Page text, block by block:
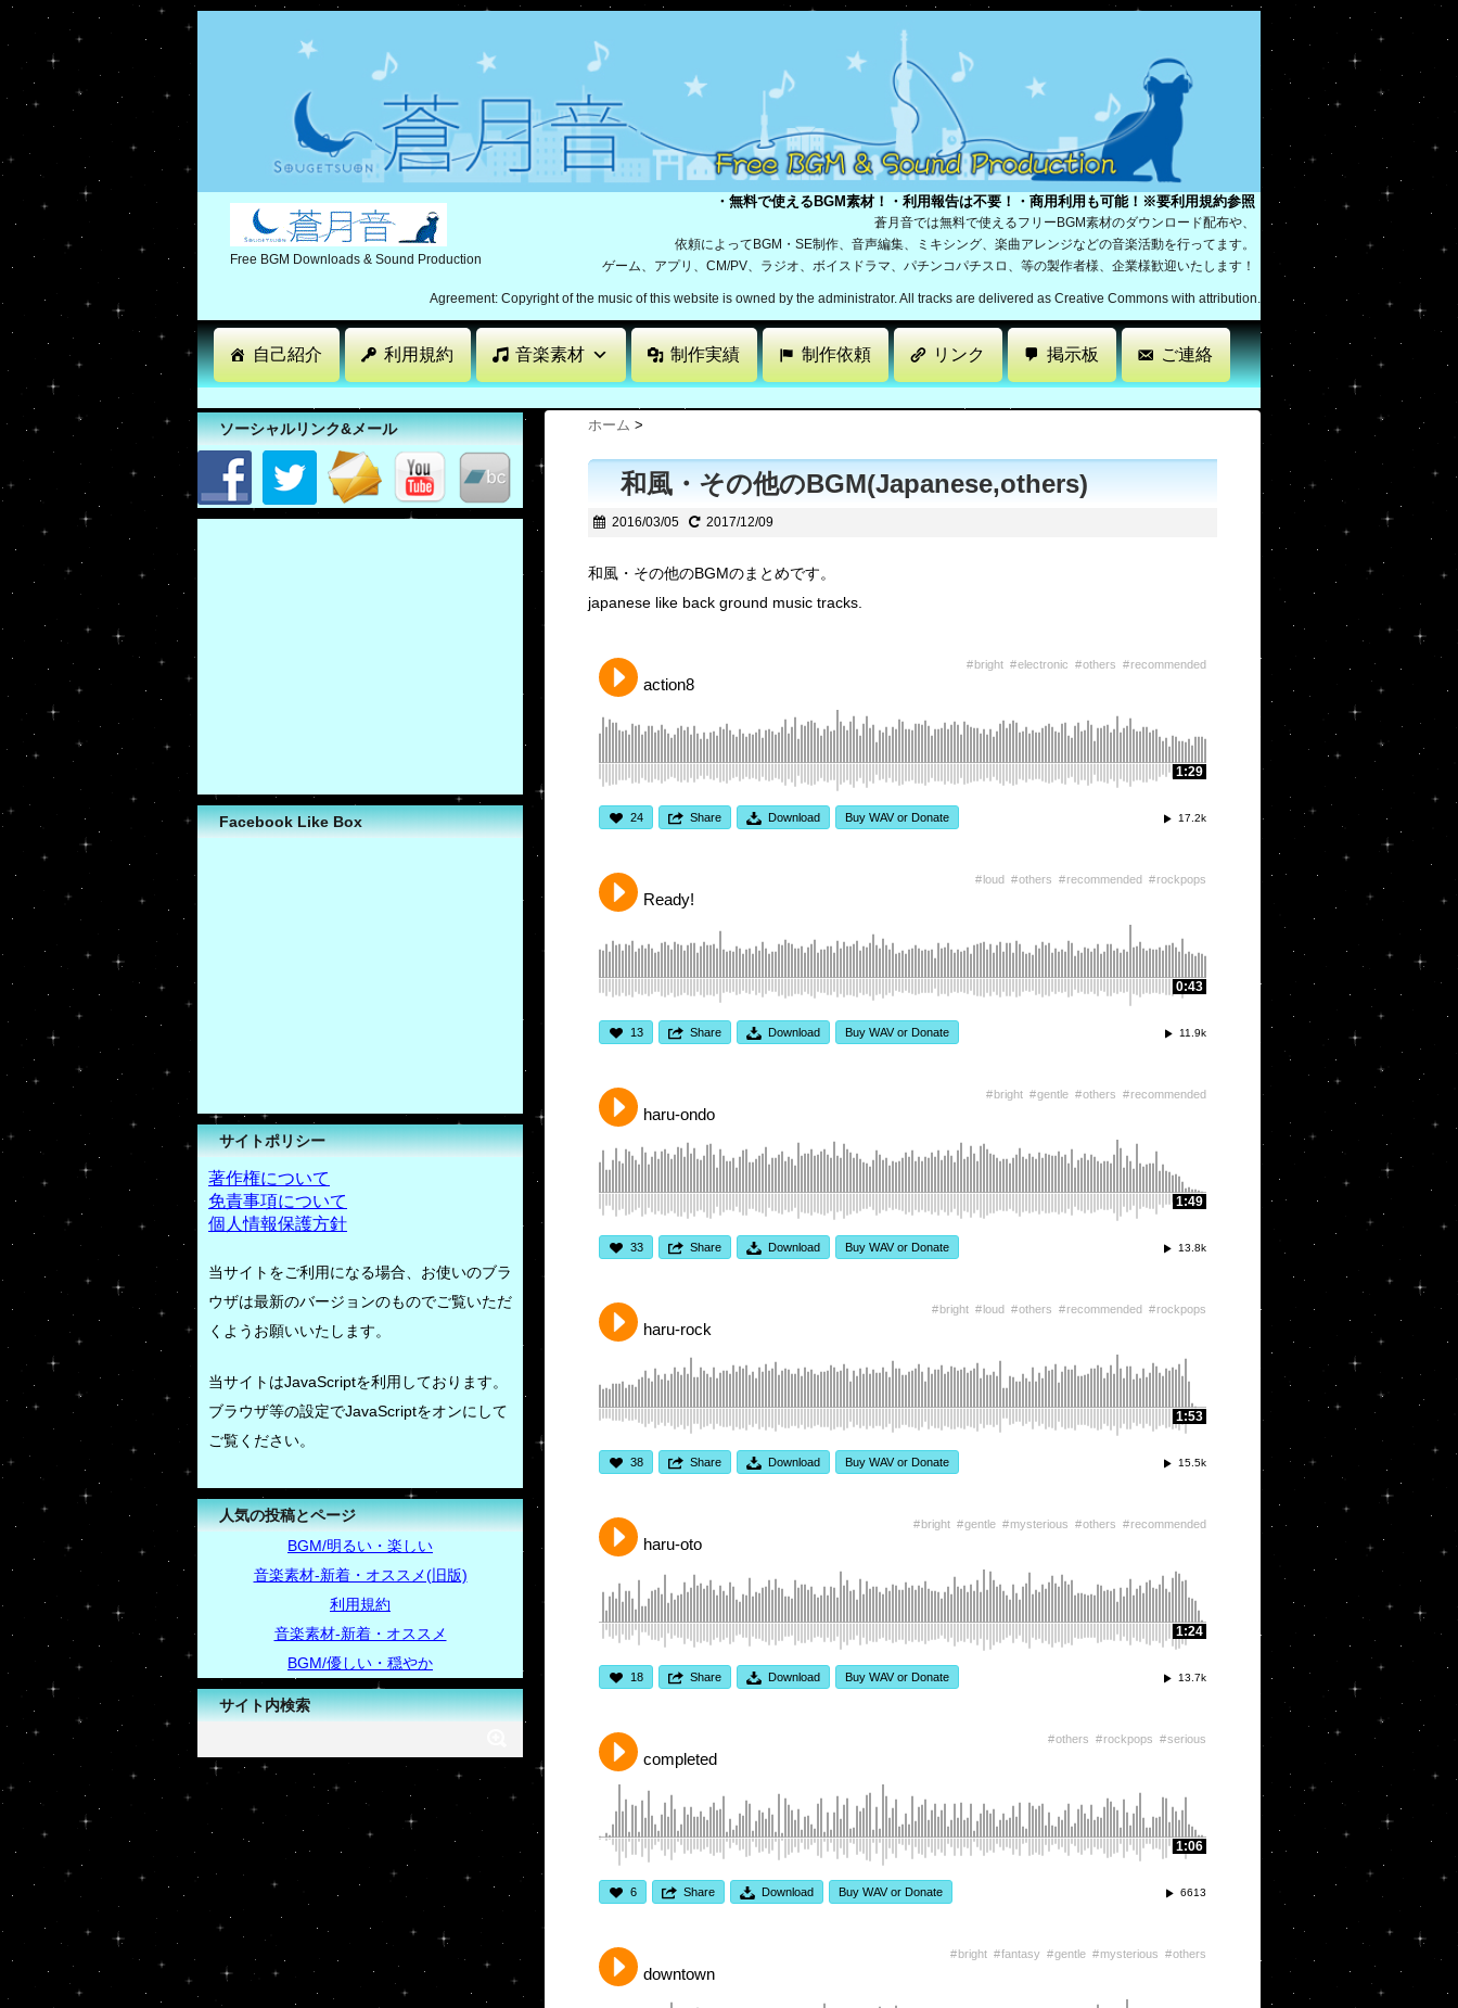
Free BGM Downloads & Sound Production
・無料で使えるBGM素材！・利用報告は不要！・商用利用も可能！※要利用規約参照
蒼月音では無料で使えるフリーBGM素材のダウンロード配布や、
依頼によってBGM・SE制作、音声編集、ミキシング、楽曲アレンジなどの音楽活動を行ってます。
ゲーム、アプリ、CM/PV、ラジオ、ボイスドラマ、パチンコパチスロ、等の製作者様、企業様歓迎いたします！
Agreement: Copyright of the music of this website is owned by the administrator. All tracks are delivered as Creative Commons with attribution.
自己紹介 利用規約 音楽素材 制作実績 制作依頼 リンク 掲示板 ご連絡
ホーム >
和風・その他のBGM(Japanese,others)
2016/03/05 2017/12/09
和風・その他のBGMのまとめです。
japanese like back ground music tracks.
action8
bright electronic others recommended
1:29
17.2k
24 Share Download Buy WAV or Donate
Ready!
loud others recommended rockpops
0:43
11.9k
13 Share Download Buy WAV or Donate
haru-ondo
bright gentle others recommended
1:49
13.8k
33 Share Download Buy WAV or Donate
haru-rock
bright loud others recommended rockpops
1:53
15.5k
38 Share Download Buy WAV or Donate
haru-oto
bright gentle mysterious others recommended
1:24
13.7k
18 Share Download Buy WAV or Donate
completed
others rockpops serious
1:06
6613
6 Share Download Buy WAV or Donate
downtown
bright fantasy gentle mysterious others
ソーシャルリンク&メール
Facebook Like Box
サイトポリシー
著作権について
免責事項について
個人情報保護方針
当サイトをご利用になる場合、お使いのブラ
ウザは最新のバージョンのものでご覧いただ
くようお願いいたします。
当サイトはJavaScriptを利用しております。
ブラウザ等の設定でJavaScriptをオンにして
ご覧ください。
人気の投稿とページ
BGM/明るい・楽しい
音楽素材-新着・オススメ(旧版)
利用規約
音楽素材-新着・オススメ
BGM/優しい・穏やか
サイト内検索
-->